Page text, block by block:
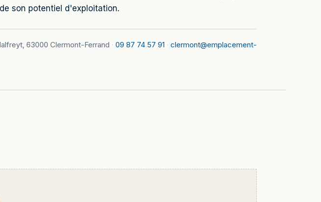
son potentiel d'exploitation.
63000 Clermont-Ferrand · 09 87 74 57 91 · clermont@emplacement-